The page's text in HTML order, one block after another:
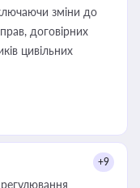
зміни до
договірних
цивільних
+9